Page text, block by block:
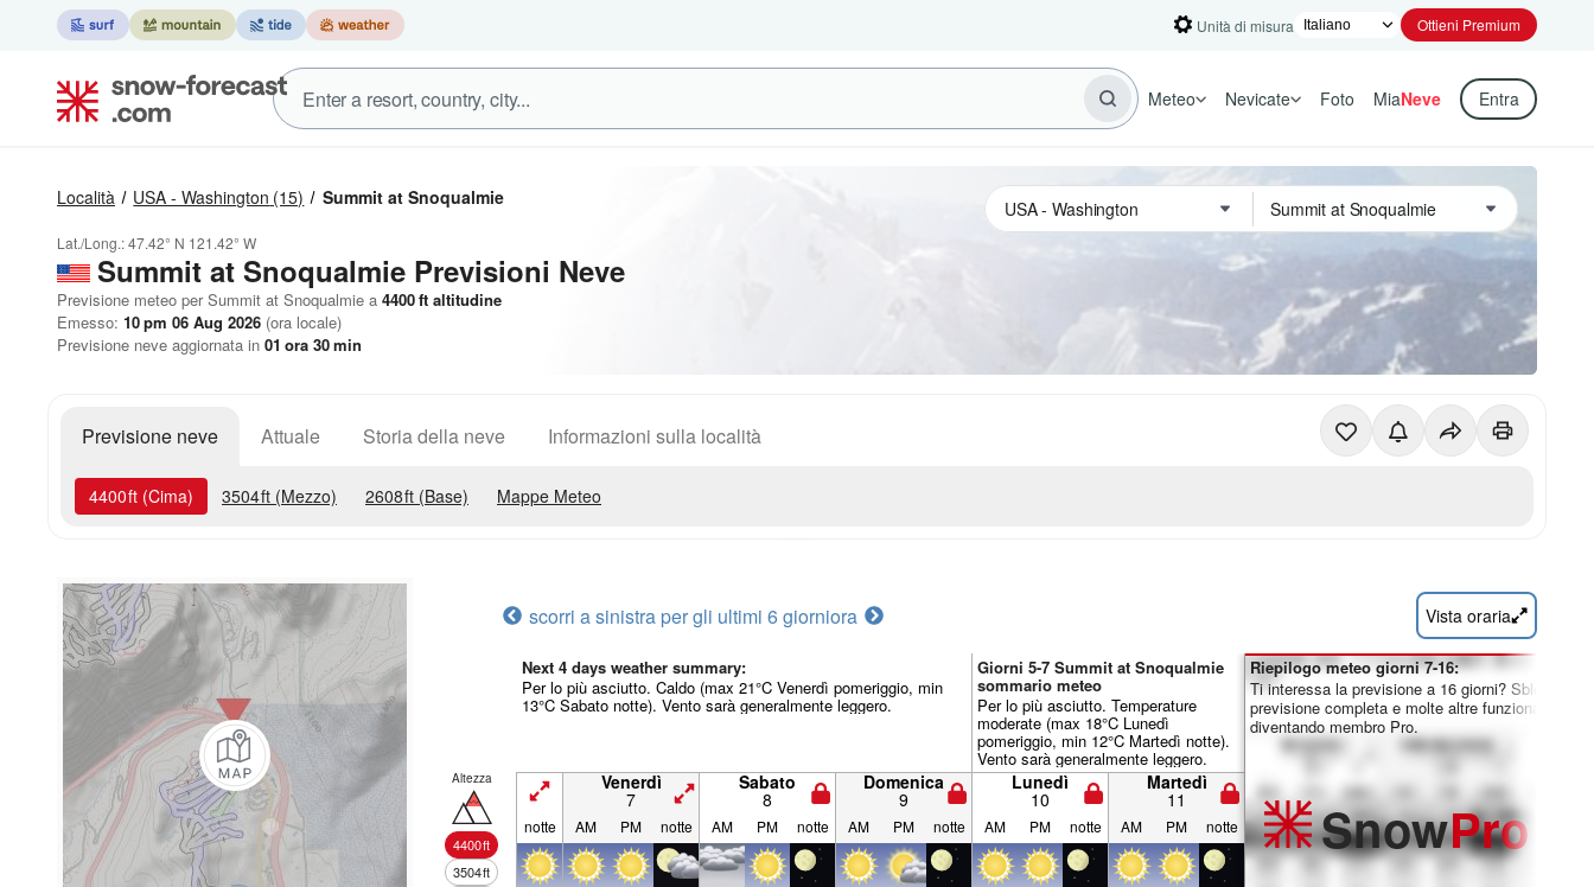
Unità di misura Ottieni Premium
Meteo Nevicate Foto MiaNeve Entra
Località USA - Washington (15) Summit at Snoqualmie
Lat./Long.:47.42° N 121.42° W
Summit at Snoqualmie Previsioni Neve
Previsione meteo per Summit at Snoqualmie a 4400ft altitudine
Emesso: 10 pm 06 Aug 2026 (ora locale)
Previsione neve aggiornata in 01 ora 30min
Previsione neve Attuale Storia della neve Informazioni sulla località
4400ft (Cima) 3504ft (Mezzo) 2608ft (Base) Mappe Meteo
scorri a sinistra per gli ultimi 6 giorniora Vista oraria
Next 4 days weather summary:
Per lo più asciutto. Caldo (max 21°C Venerdì pomeriggio, min
13°C Sabato notte). Vento sarà generalmente leggero.
Giorni 5-7 Summit at Snoqualmie
sommario meteo
Per lo più asciutto. Temperature
moderate (max 18°C Lunedì
pomeriggio, min 12°C Martedì notte).
Vento sarà generalmente leggero.
Altezza
4400ft
3504ft
Venerdì
7
Sabato
8
Domenica
9
Lunedì
10
Martedì
11
notte AM PM notte AM PM notte AM PM notte AM PM notte AM PM notte
Riepilogo meteo giorni 7-16:
Ti interessa la previsione a 16 giorni? Sblocca la
previsione completa e molte altre funzionalità
diventando membro Pro.
SnowPro